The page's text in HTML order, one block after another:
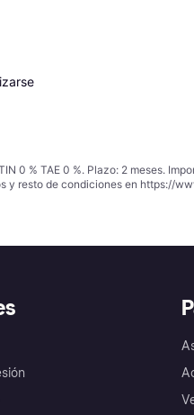
0 % TAE 0 %. Plazo: 2 meses.
y resto de condiciones en https://